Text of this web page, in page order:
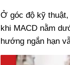
Ở góc độ kỹ
khi MACD nằm
hướng ngắn hạn